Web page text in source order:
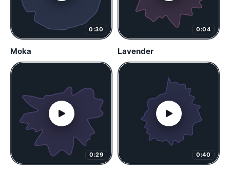
0:30
Moka
0:04
Lavender
0:29 0:40